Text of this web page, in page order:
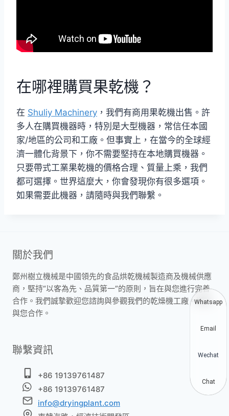
在哪裡購買果乾機？
在 Shuliy Machinery ，我們有商用果乾機出售。許
多人在購買機器時，特別是大型機器，常信任本國
家/地區的公司和工廠。但事實上，在當今的全球經
濟一體化背景下，你不需要堅持在本地購買機器。
只要帶式工業果乾機的價格合理、質量上乘，我們
都可選擇。世界這麼大，你會發現你有很多選項。
如果需要此機器，請隨時與我們聯繫。
關於我們
鄭州樹立機械是中國領先的食品烘乾機械製造商及機械供應
商，堅持“以客為先、品質第一”的原則，旨在與您進行完善
合作。我們誠摯歡迎您諮詢與參觀我們的乾燥機工廠。期待
與您合作。
聯繫資訊
+86 19139761487
+86 19139761487
info@dryingplant.com
Whatsapp
Email
Wechat
Chat